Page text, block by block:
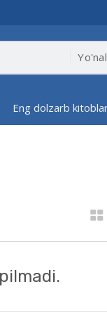
Eng dolzarb